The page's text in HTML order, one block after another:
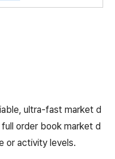
ultra-fast market d
order book market d
or activity levels.